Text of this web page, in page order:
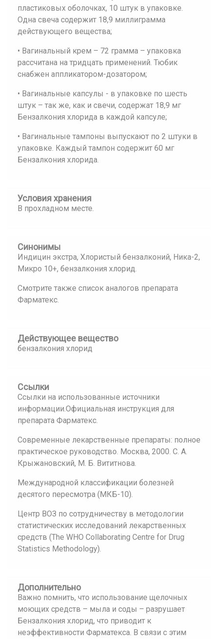
пластиковых оболочках, 10 штук в упаковке.
Одна свеча содержит 18,9 миллиграмма
действующего вещества;
• Вагинальный крем – 72 грамма – упаковка
рассчитана на тридцать применений. Тюбик
снабжен аппликатором-дозатором;
• Вагинальные капсулы - в упаковке по шесть
штук – так же, как и свечи, содержат 18,9 мг
Бензалкония хлорида в каждой капсуле;
• Вагинальные тампоны выпускают по 2 штуки в
упаковке. Каждый тампон содержит 60 мг
Бензалкония хлорида.
Условия хранения
В прохладном месте.
Синонимы
Индицин экстра, Хлористый бензалконий, Ника-2,
Микро 10+, бензалкония хлорид.
Смотрите также список аналогов препарата
Фарматекс.
Действующее вещество
бензалкония хлорид
Ссылки
Ссылки на использованные источники
информации.Официальная инструкция для
препарата Фарматекс.
Современные лекарственные препараты: полное
практическое руководство. Москва, 2000. С. А.
Крыжановский, М. Б. Вититнова.
Международной классификации болезней
десятого пересмотра (МКБ-10).
Центр ВОЗ по сотрудничеству в методологии
статистических исследований лекарственных
средств (The WHO Collaborating Centre for Drug
Statistics Methodology).
Дополнительно
Важно помнить, что использование щелочных
моющих средств – мыла и соды – разрушает
Бензалкония хлорид, что приводит к
неэффективности Фарматекса. В связи с этим